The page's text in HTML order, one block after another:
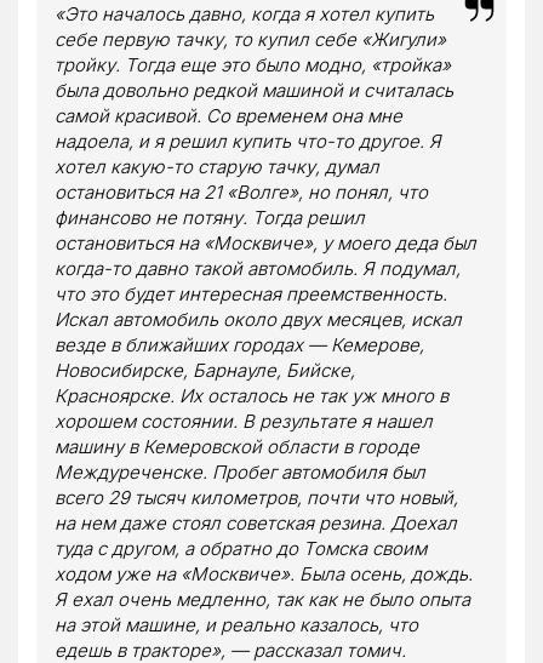
«Это началось давно, когда я хотел купить
себе первую тачку, то купил себе «Жигули»
тройку. Тогда еще это было модно, «тройка»
была довольно редкой машиной и считалась
самой красивой. Со временем она мне
надоела, и я решил купить что-то другое. Я
хотел какую-то старую тачку, думал
остановиться на 21 «Волге», но понял, что
финансово не потяну. Тогда решил
остановиться на «Москвиче», у моего деда был
когда-то давно такой автомобиль. Я подумал,
что это будет интересная преемственность.
Искал автомобиль около двух месяцев, искал
везде в ближайших городах — Кемерове,
Новосибирске, Барнауле, Бийске,
Красноярске. Их осталось не так уж много в
хорошем состоянии. В результате я нашел
машину в Кемеровской области в городе
Междуреченске. Пробег автомобиля был
всего 29 тысяч километров, почти что новый,
на нем даже стоял советская резина. Доехал
туда с другом, а обратно до Томска своим
ходом уже на «Москвиче». Была осень, дождь.
Я ехал очень медленно, так как не было опыта
на этой машине, и реально казалось, что
едешь в тракторе», — рассказал томич.